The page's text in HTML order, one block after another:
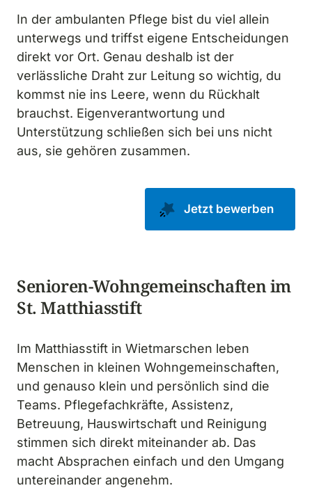
In der ambulanten Pflege bist du viel allein
unterwegs und triffst eigene Entscheidungen
direkt vor Ort. Genau deshalb ist der
verlässliche Draht zur Leitung so wichtig, du
kommst nie ins Leere, wenn du Rückhalt
brauchst. Eigenverantwortung und
Unterstützung schließen sich bei uns nicht
aus, sie gehören zusammen.
Jetzt bewerben
Senioren-Wohngemeinschaften im
St. Matthiasstift
Im Matthiasstift in Wietmarschen leben
Menschen in kleinen Wohngemeinschaften,
und genauso klein und persönlich sind die
Teams. Pflegefachkräfte, Assistenz,
Betreuung, Hauswirtschaft und Reinigung
stimmen sich direkt miteinander ab. Das
macht Absprachen einfach und den Umgang
untereinander angenehm.